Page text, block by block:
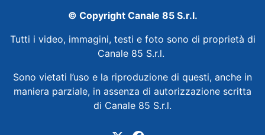
© Copyright Canale 85 S.r.l.
Tutti i video, immagini, testi e foto sono di proprietà di
Canale 85 S.r.l.
Sono vietati l’uso e la riproduzione di questi, anche in
maniera parziale, in assenza di autorizzazione scritta
di Canale 85 S.r.l.